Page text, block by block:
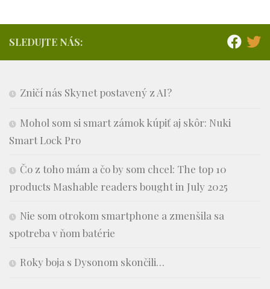
SLEDUJTE NÁS:
Zničí nás Skynet postavený z AI?
Mohol som si smart zámok kúpiť aj skôr: Nuki
Smart Lock Pro
Čo z toho mám a čo by som chcel: The top 10
products Mashable readers bought in July 2025
Nie som otrokom smartphone a zmenšila sa
spotreba v ňom batérie
Roky boja s Dysonom skončili…